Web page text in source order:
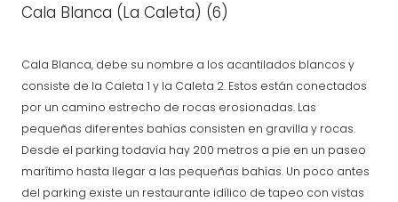
Cala Blanca (La Caleta) (6)
Cala Blanca, debe su nombre a los acantilados blancos y
consiste de la Caleta 1 y la Caleta 2. Estos están conectados
por un camino estrecho de rocas erosionadas. Las
pequeñas diferentes bahías consisten en gravilla y rocas.
Desde el parking todavía hay 200 metros a pie en un paseo
marítimo hasta llegar a las pequeñas bahías. Un poco antes
del parking existe un restaurante idílico de tapeo con vistas